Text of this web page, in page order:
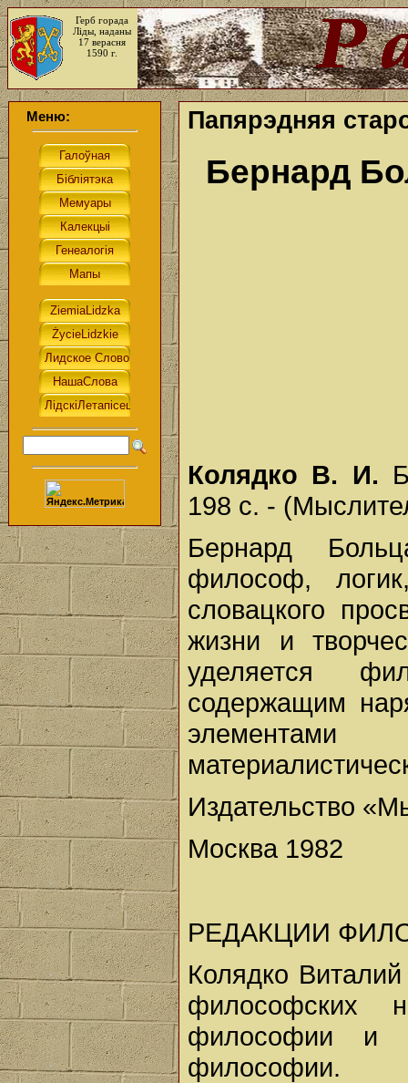
Герб горада
Ліды, наданы
17 верасня
1590 г.
Меню: Папярэдняя
Бернард
Колядко В. И.
198 с. -
Бернард
философ,
словацкого
жизни и
уделяется
содержащим
элементами
Издательство
Москва 1982
РЕДАКЦИИ
Колядко
философских
философии и
философии.